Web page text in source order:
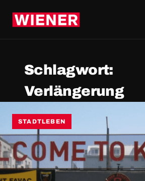
Schlagwort:
Verlängerung
STADTLEBEN